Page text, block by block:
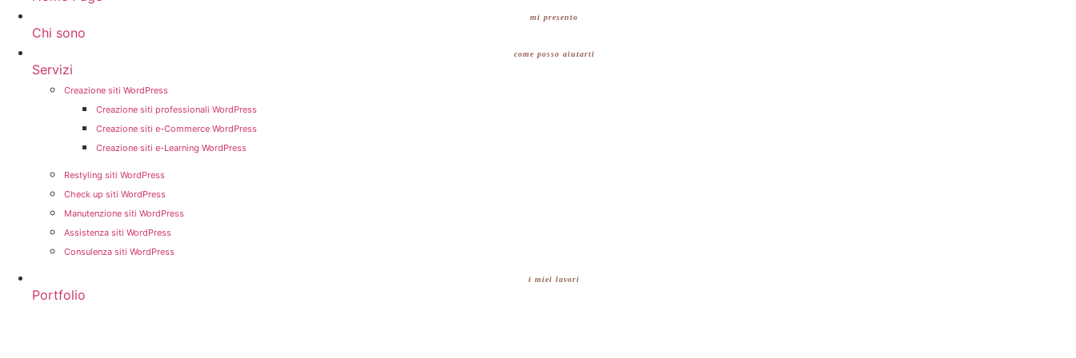
mi presento
Chi sono
come posso aiutarti
Servizi
Creazione siti WordPress
Creazione siti professionali WordPress
Creazione siti e-Commerce WordPress
Creazione siti e-Learning WordPress
Restyling siti WordPress
Check up siti WordPress
Manutenzione siti WordPress
Assistenza siti WordPress
Consulenza siti WordPress
i miei lavori
Portfolio